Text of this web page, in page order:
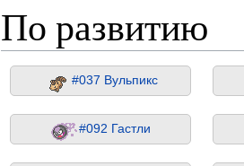
По развитию
#037 Вульпикс
#092 Гастли